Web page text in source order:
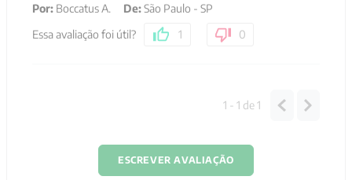
Por: Boccatus A. De:São Paulo - SP
Essa avaliação foi útil?
1 0
1 - 1 de1
ESCREVER AVALIAÇÃO